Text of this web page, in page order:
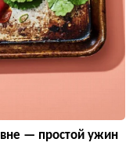
— простой ужин